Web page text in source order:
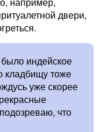
двери,
индейское
кладбищу тоже
уже скорее
что